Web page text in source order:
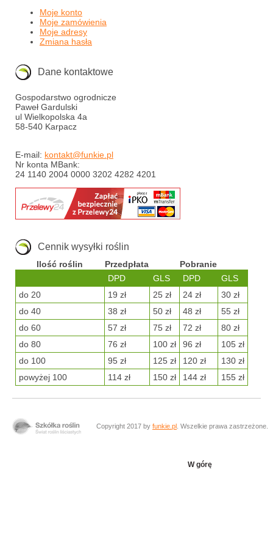
Moje konto
Moje zamówienia
Moje adresy
Zmiana hasła
Dane kontaktowe
Gospodarstwo ogrodnicze
Paweł Gardulski
ul Wielkopolska 4a
58-540 Karpacz
E-mail: kontakt@funkie.pl
Nr konta MBank:
24 1140 2004 0000 3202 4282 4201
Cennik wysyłki roślin
Ilość roślin Przedpłata
Pobranie
DPD
GLS DPD
GLS
do 20
19 zł 25 zł 24 zł
30 zł
do 40
38 zł 50 zł 48 zł
55 zł
do 60
57 zł 75 zł 72 zł
80 zł
do 80
76 zł 100 zł 96 zł
105 zł
do 100
95 zł 125 zł 120 zł
130 zł
powyżej 100
114 zł 150 zł 144 zł 155 zł
Copyright 2017 by funkie.pl . Wszelkie prawa zastrzeżone.
W górę